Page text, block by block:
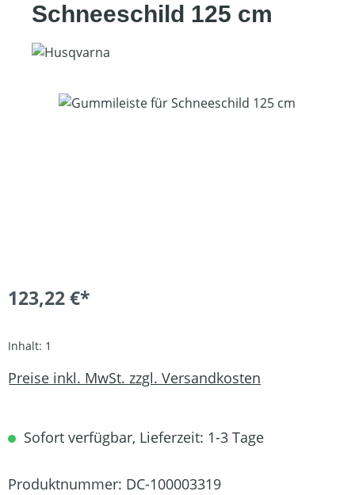
Schneeschild 125 cm
Bildergalerie überspringen
123,22 €*
Inhalt: 1
Preise inkl. MwSt. zzgl. Versandkosten
Sofort verfügbar, Lieferzeit: 1-3 Tage
Produktnummer: DC-100003319